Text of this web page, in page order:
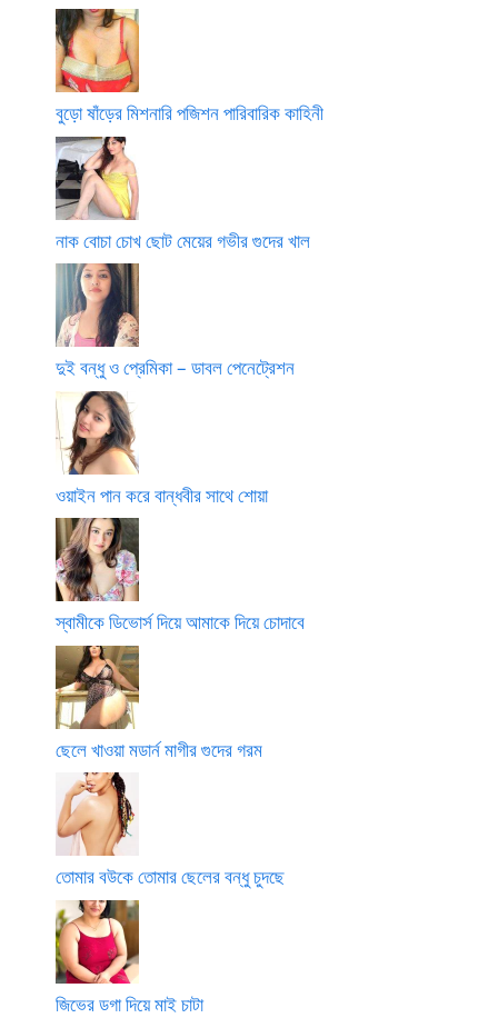
বুড়ো ষাঁড়ের মিশনারি পজিশন পারিবারিক কাহিনী
নাক বোচা চোখ ছোট মেয়ের গভীর গুদের খাল
দুই বন্ধু ও প্রেমিকা – ডাবল পেনেট্রেশন
ওয়াইন পান করে বান্ধবীর সাথে শোয়া
স্বামীকে ডিভোর্স দিয়ে আমাকে দিয়ে চোদাবে
ছেলে খাওয়া মডার্ন মাগীর গুদের গরম
তোমার বউকে তোমার ছেলের বন্ধু চুদছে
জিভের ডগা দিয়ে মাই চাটা